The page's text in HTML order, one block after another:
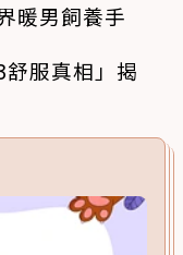
暖男飼養手
服真相」揭